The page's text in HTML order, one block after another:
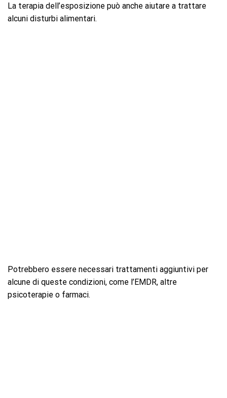
La terapia dell’esposizione può anche aiutare a trattare
alcuni disturbi alimentari.
Potrebbero essere necessari trattamenti aggiuntivi per
alcune di queste condizioni, come l’EMDR, altre
psicoterapie o farmaci.